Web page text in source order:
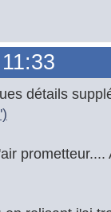
détails
prometteur....